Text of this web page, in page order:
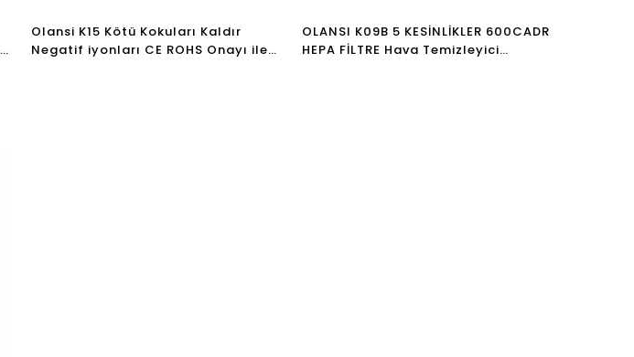
Olansi K15 Kötü Kokuları Kaldır
Negatif iyonları CE ROHS Onayı ile
OLANSI K09B 5 KESİNLİKLER 600CADR
HEPA FİLTRE Hava Temizleyici